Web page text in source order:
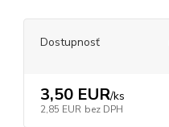
Dostupnosť
3,50 EUR/ks
2,85 EUR bez DPH